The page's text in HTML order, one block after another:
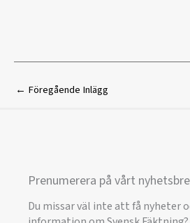
← Föregående Inlägg
Prenumerera på vårt
Du missar väl inte att få nyheter